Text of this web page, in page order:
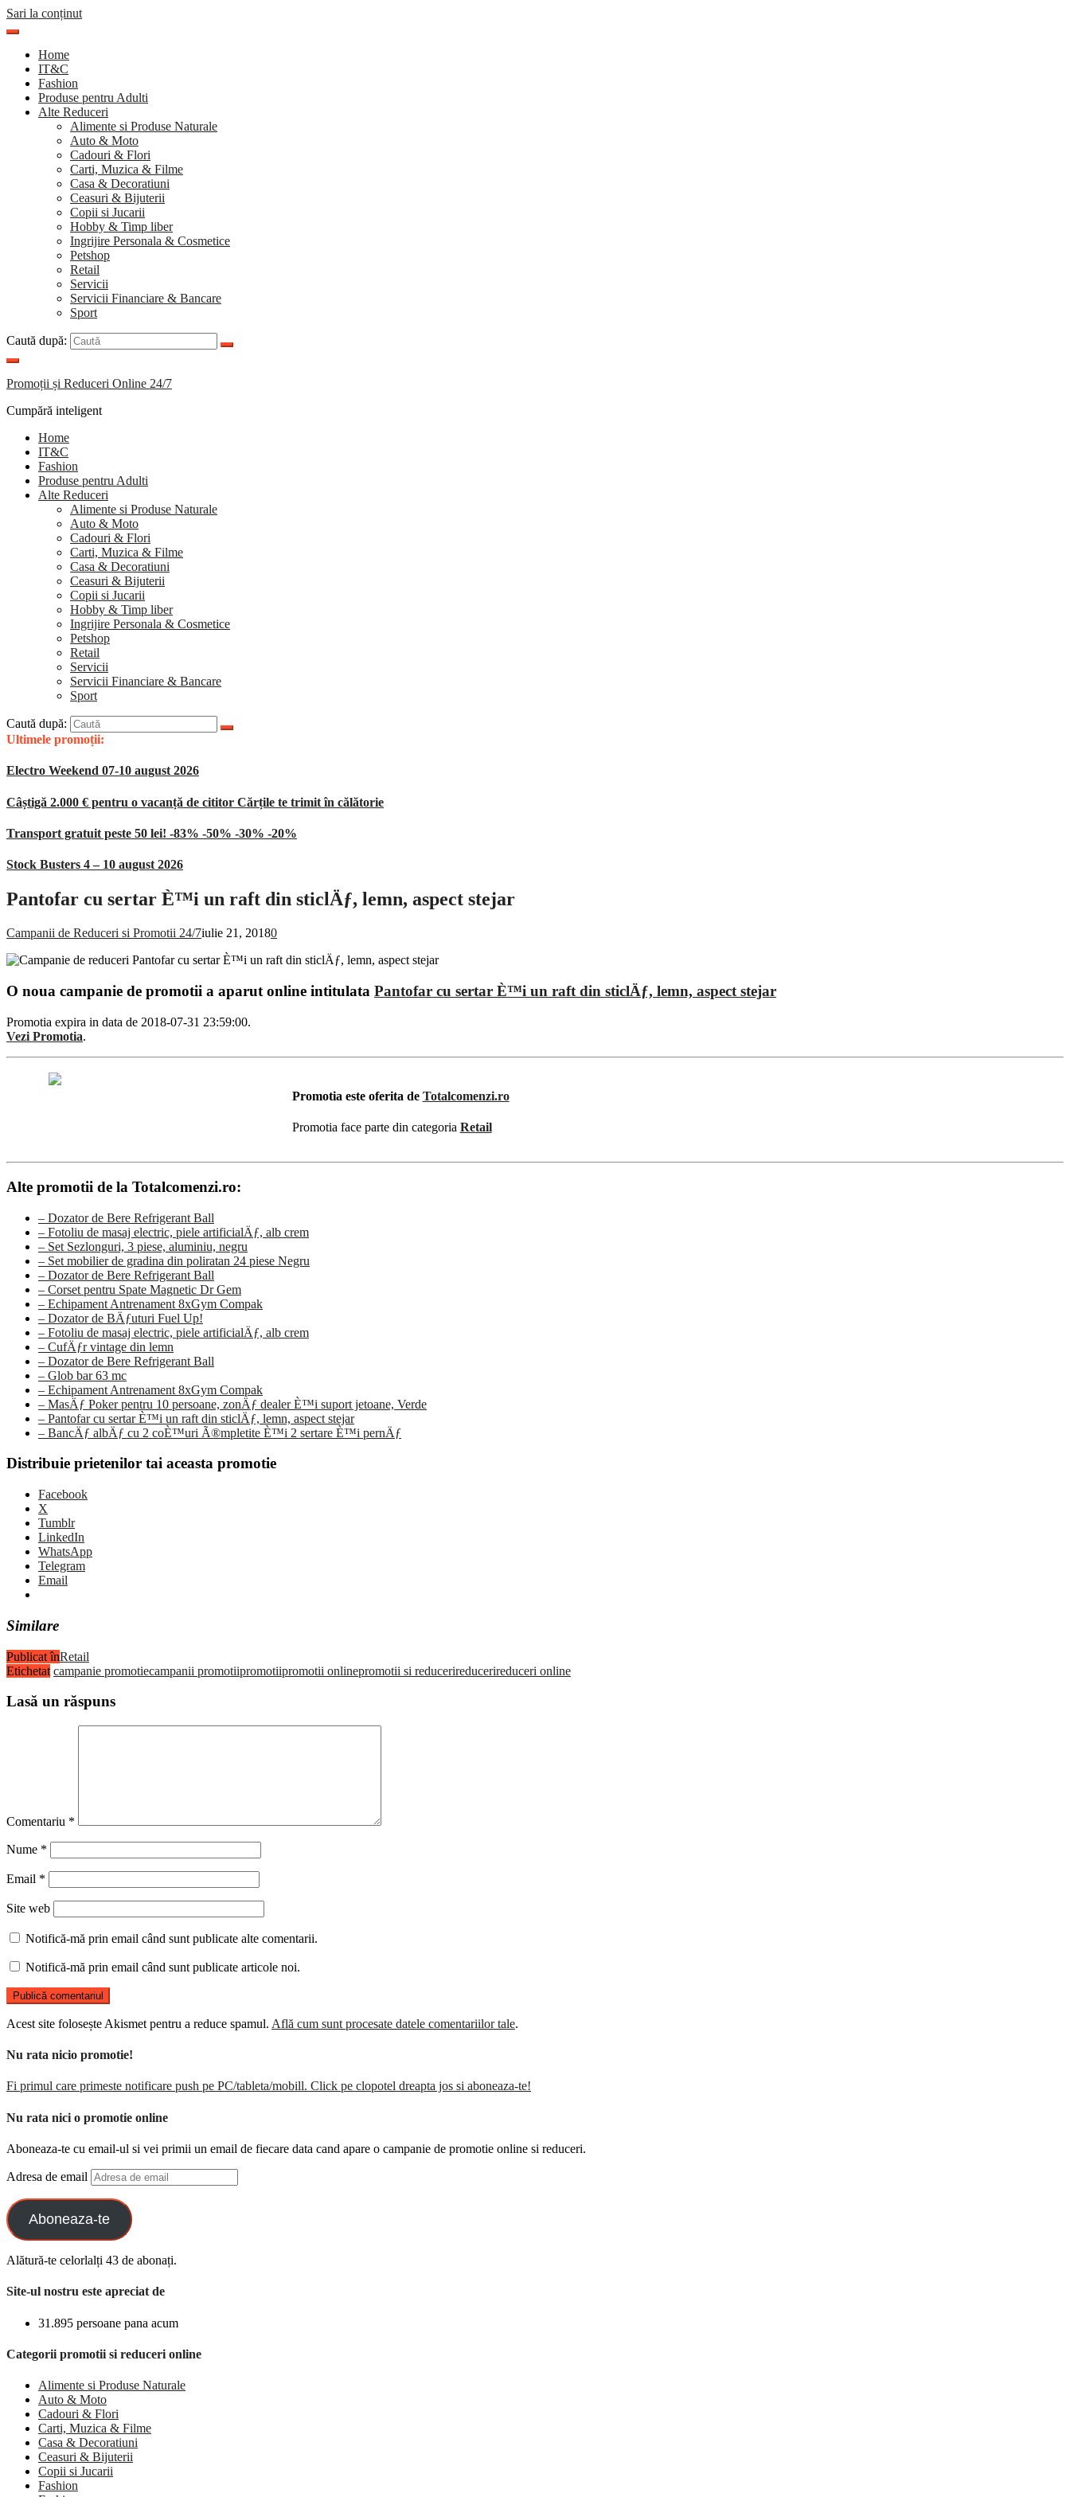
Sari la conținut
Home
IT&C
Fashion
Produse pentru Adulti
Alte Reduceri
Alimente si Produse Naturale
Auto & Moto
Cadouri & Flori
Carti, Muzica & Filme
Casa & Decoratiuni
Ceasuri & Bijuterii
Copii si Jucarii
Hobby & Timp liber
Ingrijire Personala & Cosmetice
Petshop
Retail
Servicii
Servicii Financiare & Bancare
Sport
Caută după:
Promoții și Reduceri Online 24/7
Cumpără inteligent
Home
IT&C
Fashion
Produse pentru Adulti
Alte Reduceri
Alimente si Produse Naturale
Auto & Moto
Cadouri & Flori
Carti, Muzica & Filme
Casa & Decoratiuni
Ceasuri & Bijuterii
Copii si Jucarii
Hobby & Timp liber
Ingrijire Personala & Cosmetice
Petshop
Retail
Servicii
Servicii Financiare & Bancare
Sport
Caută după:
Ultimele promoții:
Electro Weekend 07-10 august 2026
Câștigă 2.000 € pentru o vacanță de cititor Cărțile te trimit în călătorie
Transport gratuit peste 50 lei! -83% -50% -30% -20%
Stock Busters 4 – 10 august 2026
Pantofar cu sertar È™i un raft din sticlÄƒ, lemn, aspect stejar
Campanii de Reduceri si Promotii 24/7iulie 21, 20180
O noua campanie de promotii a aparut online intitulata Pantofar cu sertar È™i un raft din sticlÄƒ, lemn, aspect stejar
Promotia expira in data de 2018-07-31 23:59:00.
Vezi Promotia.
Promotia este oferita de Totalcomenzi.ro
Promotia face parte din categoria Retail
Alte promotii de la Totalcomenzi.ro:
– Dozator de Bere Refrigerant Ball
– Fotoliu de masaj electric, piele artificialÄƒ, alb crem
– Set Sezlonguri, 3 piese, aluminiu, negru
– Set mobilier de gradina din poliratan 24 piese Negru
– Dozator de Bere Refrigerant Ball
– Corset pentru Spate Magnetic Dr Gem
– Echipament Antrenament 8xGym Compak
– Dozator de BÄƒuturi Fuel Up!
– Fotoliu de masaj electric, piele artificialÄƒ, alb crem
– CufÄƒr vintage din lemn
– Dozator de Bere Refrigerant Ball
– Glob bar 63 mc
– Echipament Antrenament 8xGym Compak
– MasÄƒ Poker pentru 10 persoane, zonÄƒ dealer È™i suport jetoane, Verde
– Pantofar cu sertar È™i un raft din sticlÄƒ, lemn, aspect stejar
– BancÄƒ albÄƒ cu 2 coÈ™uri Ã®mpletite È™i 2 sertare È™i pernÄƒ
Distribuie prietenilor tai aceasta promotie
Facebook
X
Tumblr
LinkedIn
WhatsApp
Telegram
Email
Similare
Publicat înRetail
Etichetat campanie promotiecampanii promotiipromotiipromotii onlinepromotii si reducerireducerireduceri online
Lasă un răspuns
Comentariu *
Nume *
Email *
Site web
Notifică-mă prin email când sunt publicate alte comentarii.
Notifică-mă prin email când sunt publicate articole noi.
Acest site folosește Akismet pentru a reduce spamul. Află cum sunt procesate datele comentariilor tale.
Nu rata nicio promotie!
Fi primul care primeste notificare push pe PC/tableta/mobill. Click pe clopotel dreapta jos si aboneaza-te!
Nu rata nici o promotie online
Aboneaza-te cu email-ul si vei primii un email de fiecare data cand apare o campanie de promotie online si reduceri.
Adresa de email
Aboneaza-te
Alătură-te celorlalți 43 de abonați.
Site-ul nostru este apreciat de
31.895 persoane pana acum
Categorii promotii si reduceri online
Alimente si Produse Naturale
Auto & Moto
Cadouri & Flori
Carti, Muzica & Filme
Casa & Decoratiuni
Ceasuri & Bijuterii
Copii si Jucarii
Fashion